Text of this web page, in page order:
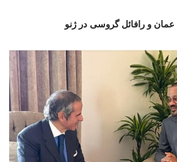
عمان و رافائل گروسی در ژنو